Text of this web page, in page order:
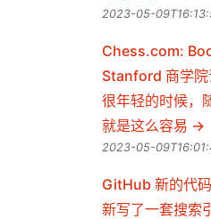
2023-05-
Chess.com:
Stanford 商学
很年轻的时候，
就是这么容易
2023-05-
GitHub 新的代
新写了一套搜索